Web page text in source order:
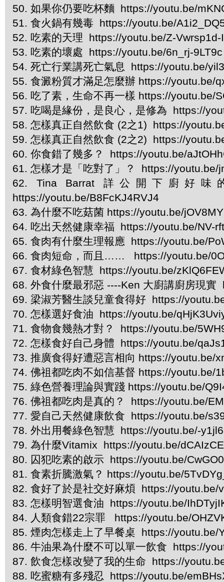
50. 如果你仍要吃杯麵 https://youtu.be/
51. 食火鍋有幾毒 https://youtu.be/
52. 吃素的天理 https://youtu.be/Z-
53. 吃素的壞處 https://youtu.be/6n_rj-
54. 死亡行業講死亡氣息 https://youtu.be/
55. 食澱粉質才滿足怎麼辦 https://youtu.be/
56. 吃了素，生命不再一樣 https://youtu.be/
57. 吃喝是緣份，是良心，是修為 https://
58. 怎樣真正自然飲食 (2之1) https://
59. 怎樣真正自然飲食 (2之2) https://
60. 你食錯了幾多？ https://youtu.be/
61. 怎樣才是「吃對了」？ https://youtu.be/
62. Tina Barrat 詳公開下廚好味
https://youtu.be/B8FcKJ4RVJ4
63. 為什麼不吃菇菌 https://youtu.be/
64. 吃出天然健康幸福 https://youtu.be/NV-
65. 食肉有什麼生理報應 https://youtu.be/
66. 食肉短命，而且…… https://youtu.be/
67. 食材綠色智慧 https://youtu.be/
68. 外食什麼最邪惡 ----Ken 大廚講廚房現
69. 梁淑芳醫生談兒童食得好 https://
70. 怎樣選好食油 https://youtu.be/
71. 食物食幾熱才對？ https://youtu.be/
72. 怎樣食好自己身體 https://youtu.be/
73. 推廣食得好遭惡言相向 https://youtu.be/
74. 佛祖都吃肉不如信基督 https://youtu.be/
75. 綠色營養理論與實踐 https://youtu.be/
76. 佛祖都吃肉是真的？ https://youtu.be/
77. 愛自己天然健康飲食 https://youtu.be/
78. 外出用餐綠色智慧 https://youtu.be/-
79. 為什麼Vitamix https://youtu.be/
80. 囚犯吃素的啟示 https://youtu.be/
81. 食素折騰激氣？ https://youtu.be/
82. 食好了於是社交好麻煩 https://youtu.be/
83. 怎樣明智選食油 https://youtu.be/
84. 人類食錯22宗罪 https://youtu.be/
85. 煙肉怎樣走上了早餐桌 https://youtu.be/
86. 牛油果為什麼不可以單一飲食 https://
87. 飲食怎樣改變了我的生命 https://
88. 吃蜜糖有多殘忍 https://youtu.be/